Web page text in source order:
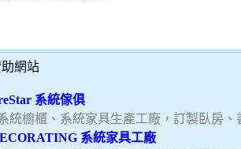
助網站
系統傢俱
統櫥櫃、系統家具生產工廠，訂製臥房、
系統家具工廠